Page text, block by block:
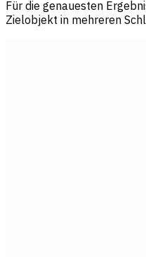
Für die genauesten
Zielobjekt in mehreren